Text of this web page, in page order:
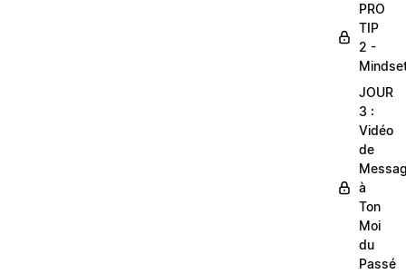
PRO
TIP
2 -
JOUR
3 :
Vidéo
de
à
Ton
Moi
du
Passé